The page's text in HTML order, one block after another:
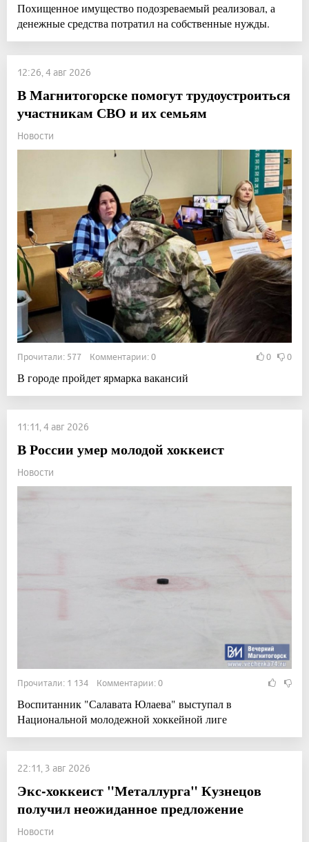
Похищенное имущество подозреваемый реализовал, а
денежные средства потратил на собственные нужды.
12:26, 4 авг 2026
В Магнитогорске помогут трудоустроиться
участникам СВО и их семьям
Новости
Прочитали: 577 Комментарии: 0 0 0
В городе пройдет ярмарка вакансий
11:11, 4 авг 2026
В России умер молодой хоккеист
Новости
Прочитали: 1 134 Комментарии: 0
Воспитанник "Салавата Юлаева" выступал в
Национальной молодежной хоккейной лиге
22:11, 3 авг 2026
Экс-хоккеист "Металлурга" Кузнецов
получил неожиданное предложение
Новости